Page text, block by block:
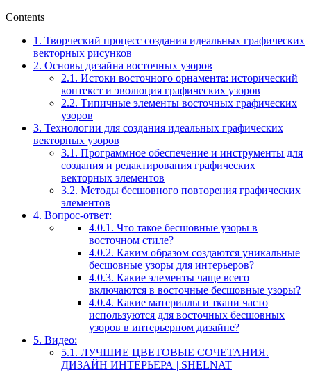
Contents
1. Творческий процесс создания идеальных графических
векторных рисунков
2. Основы дизайна восточных узоров
2.1. Истоки восточного орнамента: исторический
контекст и эволюция графических узоров
2.2. Типичные элементы восточных графических
узоров
3. Технологии для создания идеальных графических
векторных узоров
3.1. Программное обеспечение и инструменты для
создания и редактирования графических
векторных элементов
3.2. Методы бесшовного повторения графических
элементов
4. Вопрос-ответ:
4.0.1. Что такое бесшовные узоры в
восточном стиле?
4.0.2. Каким образом создаются уникальные
бесшовные узоры для интерьеров?
4.0.3. Какие элементы чаще всего
включаются в восточные бесшовные узоры?
4.0.4. Какие материалы и ткани часто
используются для восточных бесшовных
узоров в интерьерном дизайне?
5. Видео:
5.1. ЛУЧШИЕ ЦВЕТОВЫЕ СОЧЕТАНИЯ.
ДИЗАЙН ИНТЕРЬЕРА | SHELNAT